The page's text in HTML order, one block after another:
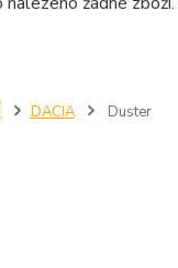
DACIA Duster